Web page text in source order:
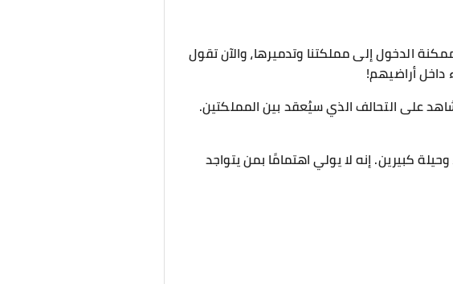
الدخول إلى مملكتنا وتدميرها، والآن تقول
أراضيهم!
على التحالف الذي سيُعقد بين المملكتين.
كبيرين. إنه لا يولي اهتمامًا بمن يتواجد